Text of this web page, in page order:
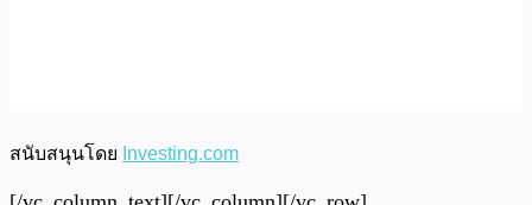
สนับสนุนโดย Investing.com